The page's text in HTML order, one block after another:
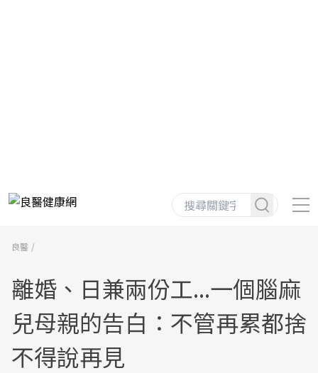
良醫
離婚、日兼兩份工...一個腦麻
兒母親的告白：不管再累都捨
不得說再見